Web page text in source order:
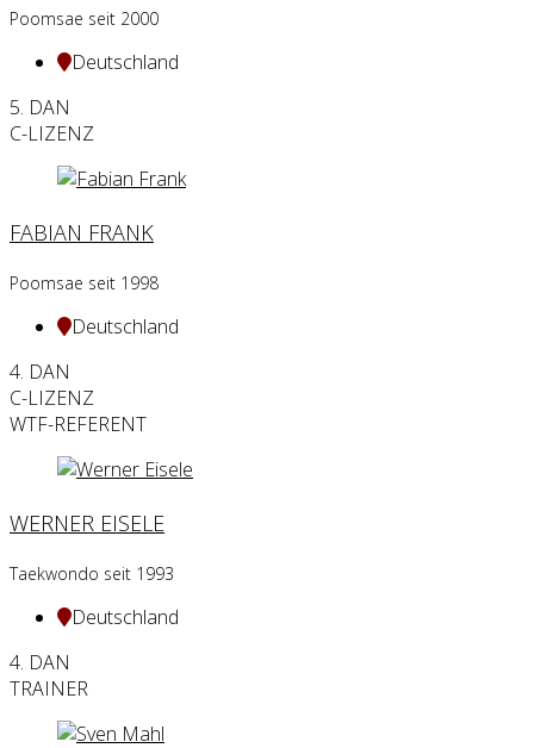
Poomsae seit 2000
Deutschland
5. DAN
C-LIZENZ
FABIAN FRANK
Poomsae seit 1998
Deutschland
4. DAN
C-LIZENZ
WTF-REFERENT
WERNER EISELE
Taekwondo seit 1993
Deutschland
4. DAN
TRAINER